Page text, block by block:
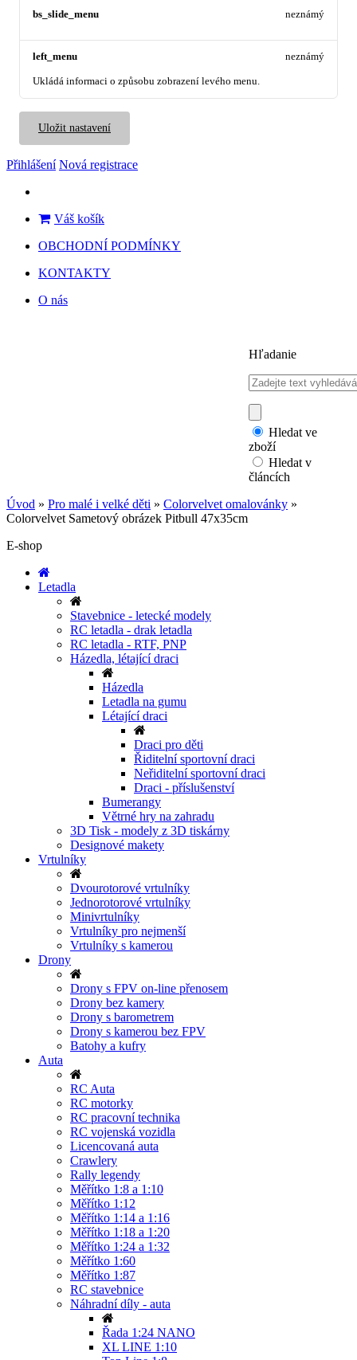
bs_slide_menu neznámý
left_menu
Ukládá informaci o způsobu zobrazení levého menu.
neznámý
Uložit nastavení
Přihlášení Nová registrace
Váš košík
OBCHODNÍ PODMÍNKY
KONTAKTY
O nás
Hľadanie
Hledat ve
zboží
Hledat v
článcích
Úvod » Pro malé i velké děti » Colorvelvet omalovánky »
Colorvelvet Sametový obrázek Pitbull 47x35cm
E-shop
Letadla
Stavebnice - letecké modely
RC letadla - drak letadla
RC letadla - RTF, PNP
Házedla, létající draci
Házedla
Letadla na gumu
Létající draci
Draci pro děti
Řiditelní sportovní draci
Neřiditelní sportovní draci
Draci - příslušenství
Bumerangy
Větrné hry na zahradu
3D Tisk - modely z 3D tiskárny
Designové makety
Vrtulníky
Dvourotorové vrtulníky
Jednorotorové vrtulníky
Minivrtulníky
Vrtulníky pro nejmenší
Vrtulníky s kamerou
Drony
Drony s FPV on-line přenosem
Drony bez kamery
Drony s barometrem
Drony s kamerou bez FPV
Batohy a kufry
Auta
RC Auta
RC motorky
RC pracovní technika
RC vojenská vozidla
Licencovaná auta
Crawlery
Rally legendy
Měřítko 1:8 a 1:10
Měřítko 1:12
Měřítko 1:14 a 1:16
Měřítko 1:18 a 1:20
Měřítko 1:24 a 1:32
Měřítko 1:60
Měřítko 1:87
RC stavebnice
Náhradní díly - auta
Řada 1:24 NANO
XL LINE 1:10